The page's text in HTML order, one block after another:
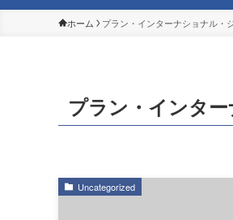
ホーム プラン・インターナショナル・
プラン・インタ
Uncategorized